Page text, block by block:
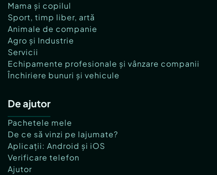
Mama și copilul
Sport, timp liber, artă
Animale de companie
Agro și Industrie
Servicii
Echipamente profesionale și vânzare companii
Închiriere bunuri și vehicule
De ajutor
Pachetele mele
De ce să vinzi pe lajumate?
Aplicații: Android și iOS
Verificare telefon
Ajutor